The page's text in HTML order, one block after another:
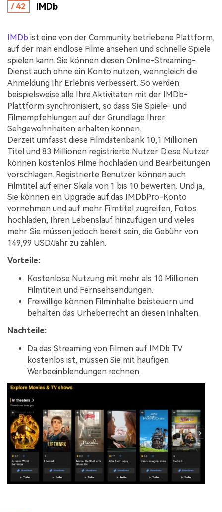
/ 42
IMDb
IMDb ist eine von der Community betriebene Plattform,
auf der man endlose Filme ansehen und schnelle Spiele
spielen kann. Sie können diesen Online-Streaming-
Dienst auch ohne ein Konto nutzen, wenngleich die
Anmeldung Ihr Erlebnis verbessert. So werden
beispielsweise alle Ihre Aktivitäten mit der IMDb-
Plattform synchronisiert, so dass Sie Spiele- und
Filmempfehlungen auf der Grundlage Ihrer
Sehgewohnheiten erhalten können.
Derzeit umfasst diese Filmdatenbank 10,1 Millionen
Titel und 83 Millionen registrierte Nutzer. Diese Nutzer
können kostenlos Filme hochladen und Bearbeitungen
vorschlagen. Registrierte Benutzer können auch
Filmtitel auf einer Skala von 1 bis 10 bewerten. Und ja,
Sie können ein Upgrade auf das IMDbPro-Konto
vornehmen und auf mehr Filmtitel zugreifen, Fotos
hochladen, Ihren Lebenslauf hinzufügen und vieles
mehr. Sie müssen jedoch bereit sein, die Gebühr von
149,99 USD/Jahr zu zahlen.
Vorteile:
Kostenlose Nutzung mit mehr als 10 Millionen
Filmtiteln und Fernsehsendungen.
Freiwillige können Filminhalte beisteuern und
behalten das Urheberrecht an diesen Inhalten.
Nachteile:
Da das Streaming von Filmen auf IMDb TV
kostenlos ist, müssen Sie mit häufigen
Werbeeinblendungen rechnen.